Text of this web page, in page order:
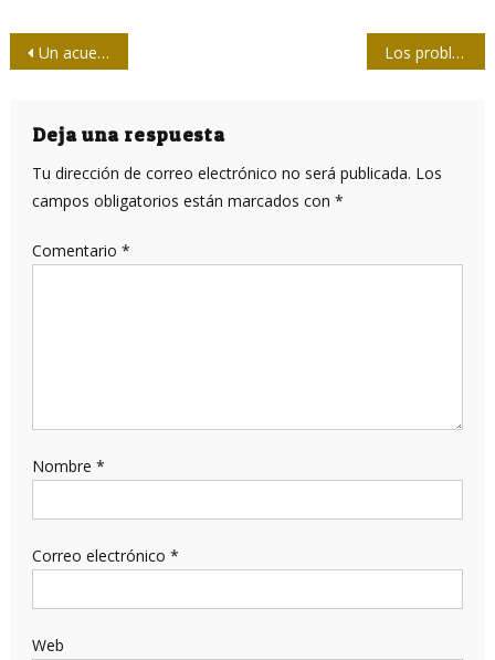
Navegación
entradas
Un acuerdo histórico ¿en crisis de extinción? Los problemas de la inserción internacional de la economía cubana a través de los años (I)
Deja una respuesta
Tu dirección de correo electrónico no será publicada. Los
campos obligatorios están marcados con *
Comentario *
Nombre *
Correo electrónico *
Web